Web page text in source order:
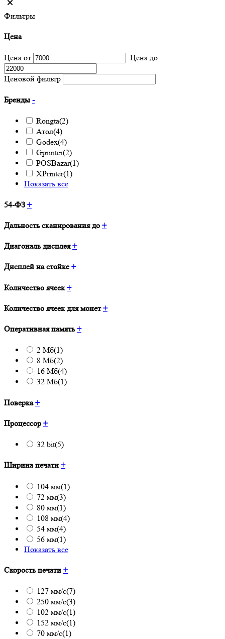
Фильтры
Цена
Цена от Цена до
Ценовой фильтр
Бренды -
Rongta(2)
Атол(4)
Godex(4)
Gprinter(2)
POSBazar(1)
XPrinter(1)
Показать все
54-ФЗ +
Дальность сканирования до +
Диагональ дисплея+
Дисплей на стойке+
Количество ячеек+
Количество ячеек для монет+
Оперативная память+
2 Мб(1)
8 Мб(2)
16 Мб(4)
32 Мб(1)
Поверка+
Процессор +
32 bit(5)
Ширина печати +
104 мм(1)
72 мм(3)
80 мм(1)
108 мм(4)
54 мм(4)
56 мм(1)
Показать все
Скорость печати +
127 мм/с(7)
250 мм/c(3)
102 мм/с(1)
152 мм/с(1)
70 мм/с(1)